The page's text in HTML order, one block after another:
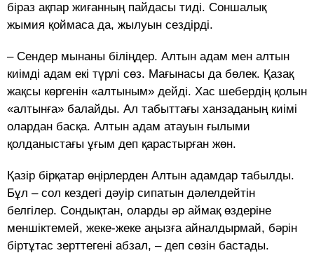
біраз ақпар жиғанның пайдасы тиді. Соншалық
жымия қоймаса да, жылуын сездірді.
– Сендер мынаны біліңдер. Ал­тын адам мен алтын
киімді адам екі түрлі сөз. Мағынасы да бөлек. Қазақ
жақсы көргенін «алтыным» дейді. Хас шебердің қолын
«алтынға» балайды. Ал та­быттағы ханзаданың киімі
олар­дан басқа. Алтын адам атауын ғылыми
қолданыстағы ұғым деп қарастырған жөн.
Қазір бірқатар өңірлерден Ал­тын адамдар табылды.
Бұл – сол кездегі дәуір сипатын дәлелдейтін
белгілер. Сондықтан, оларды әр аймақ өздеріне
меншіктемей, же­ке-жеке аңызға айналдырмай, бәрін
біртұтас зерттегені абзал, – деп сөзін бастады.